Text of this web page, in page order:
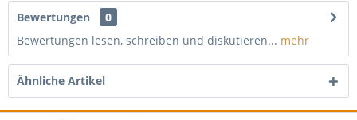
Bewertungen
0
Bewertungen lesen, schreiben und diskutieren... mehr
Ähnliche Artikel